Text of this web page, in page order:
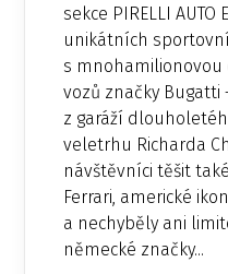
sekce PIRELLI AUTO
unikátních
s mnohamilionovou
vozů značky Bugatti
z garáží
veletrhu Richarda
návštěvníci těšit
Ferrari, americké
a nechyběly ani
německé značky...